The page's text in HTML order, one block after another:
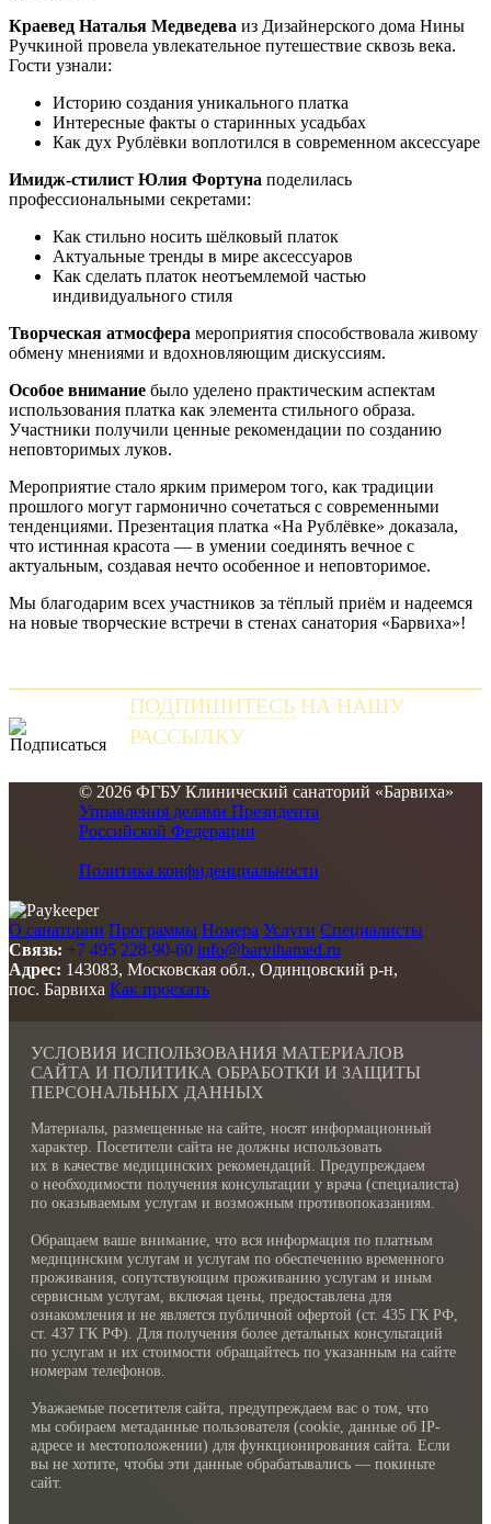
Краевед Наталья Медведева из Дизайнерского дома Нины
Ручкиной провела увлекательное путешествие сквозь века.
Гости узнали:
Историю создания уникального платка
Интересные факты о старинных усадьбах
Как дух Рублёвки воплотился в современном аксессуаре
Имидж-стилист Юлия Фортуна поделилась
профессиональными секретами:
Как стильно носить шёлковый платок
Актуальные тренды в мире аксессуаров
Как сделать платок неотъемлемой частью
индивидуального стиля
Творческая атмосфера мероприятия способствовала живому
обмену мнениями и вдохновляющим дискуссиям.
Особое внимание было уделено практическим аспектам
использования платка как элемента стильного образа.
Участники получили ценные рекомендации по созданию
неповторимых луков.
Мероприятие стало ярким примером того, как традиции
прошлого могут гармонично сочетаться с современными
тенденциями. Презентация платка «На Рублёвке» доказала,
что истинная красота — в умении соединять вечное с
актуальным, создавая нечто особенное и неповторимое.
Мы благодарим всех участников за тёплый приём и надеемся
на новые творческие встречи в стенах санатория «Барвиха»!
ПОДПИШИТЕСЬ НА НАШУ
РАССЫЛКУ
© 2026 ФГБУ Клинический санаторий «Барвиха»
Управления делами Президента
Российской Федерации
Политика конфиденциальности
О санатории Программы Номера Услуги Специалисты
Связь: +7 495 228-90-60 info@barvihamed.ru
Адрес: 143083, Московская обл., Одинцовский р-н,
пос. Барвиха Как проехать
УСЛОВИЯ ИСПОЛЬЗОВАНИЯ МАТЕРИАЛОВ
САЙТА И ПОЛИТИКА ОБРАБОТКИ И ЗАЩИТЫ
ПЕРСОНАЛЬНЫХ ДАННЫХ
Материалы, размещенные на сайте, носят информационный
характер. Посетители сайта не должны использовать
их в качестве медицинских рекомендаций. Предупреждаем
о необходимости получения консультации у врача (специалиста)
по оказываемым услугам и возможным противопоказаниям.
Обращаем ваше внимание, что вся информация по платным
медицинским услугам и услугам по обеспечению временного
проживания, сопутствующим проживанию услугам и иным
сервисным услугам, включая цены, предоставлена для
ознакомления и не является публичной офертой (ст. 435 ГК РФ,
cт. 437 ГК РФ). Для получения более детальных консультаций
по услугам и их стоимости обращайтесь по указанным на сайте
номерам телефонов.
Уважаемые посетителя сайта, предупреждаем вас о том, что
мы собираем метаданные пользователя (cookie, данные об IP-
адресе и местоположении) для функционирования сайта. Если
вы не хотите, чтобы эти данные обрабатывались — покиньте
сайт.